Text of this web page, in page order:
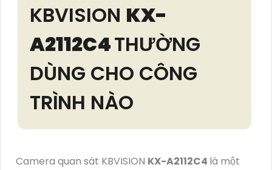
KBVISION KX-
A2112C4THƯỜNG
DÙNG CHO CÔNG
TRÌNH NÀO
Camera quan sát KBVISION KX-A2112C4 là một